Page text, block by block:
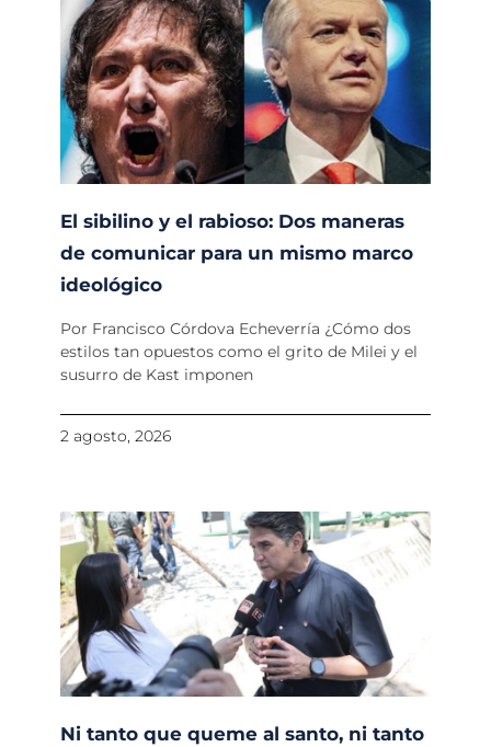
El sibilino y el rabioso: Dos maneras
de comunicar para un mismo marco
ideológico
Por Francisco Córdova Echeverría ¿Cómo dos
estilos tan opuestos como el grito de Milei y el
susurro de Kast imponen
2 agosto, 2026
Ni tanto que queme al santo, ni tanto